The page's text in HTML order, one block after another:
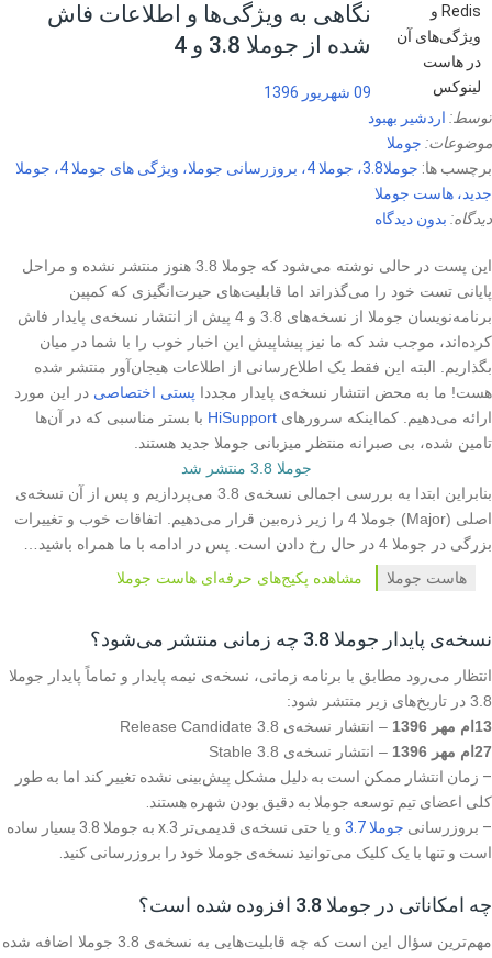
Redis و
ویژگی‌های آن
در هاست
لینوکس
نگاهی به ویژگی‌ها و اطلاعات فاش
شده از جوملا 3.8 و 4
09 شهریور 1396
توسط: اردشیر بهبود
موضوعات: جوملا
برچسب ها:
جوملا3.8، جوملا 4، بروزرسانی جوملا، ویژگی های جوملا 4، جوملا
جدید، هاست جوملا
دیدگاه: بدون دیدگاه
این پست در حالی نوشته می‌شود که جوملا 3.8 هنوز منتشر نشده و مراحل
پایانی تست خود را می‌گذراند اما قابلیت‌های حیرت‌انگیزی که کمپین
برنامه‌نویسان جوملا از نسخه‌های 3.8 و 4 پیش از انتشار نسخه‌ی پایدار فاش
کرده‌اند، موجب شد که ما نیز پیشاپیش این اخبار خوب را با شما در میان
بگذاریم. البته این فقط یک اطلاع‌رسانی از اطلاعات هیجان‌آور منتشر شده
هست! ما به محض انتشار نسخه‌ی پایدار مجددا پستی اختصاصی در این مورد
ارائه می‌دهیم. کمااینکه سرورهای HiSupport با بستر مناسبی که در آن‌ها
تامین شده، بی صبرانه منتظر میزبانی جوملا جدید هستند.
جوملا 3.8 منتشر شد
بنابراین ابتدا به بررسی اجمالی نسخه‌ی 3.8 می‌پردازیم و پس از آن نسخه‌ی
اصلی (Major) جوملا 4 را زیر ذره‌بین قرار می‌دهیم. اتفاقات خوب و تغییرات
بزرگی در جوملا 4 در حال رخ دادن است. پس در ادامه با ما همراه باشید…
هاست جوملا
مشاهده پکیج‌های حرفه‌ای هاست جوملا
نسخه‌ی پایدار جوملا 3.8 چه زمانی منتشر می‌شود؟
انتظار می‌رود مطابق با برنامه زمانی، نسخه‌ی نیمه‌ پایدار و تماماً پایدار جوملا
3.8 در تاریخ‌های زیر منتشر شود:
13ام مهر 1396
– انتشار نسخه‌ی Release Candidate 3.8
27ام مهر 1396
– انتشار نسخه‌ی 3.8 Stable
– زمان انتشار ممکن است به دلیل مشکل پیش‌بینی نشده تغییر کند اما به طور
کلی اعضای تیم توسعه جوملا به دقیق بودن شهره هستند.
– بروزرسانی جوملا 3.7
و یا حتی نسخه‌ی قدیمی‌تر x.3 به جوملا 3.8 بسیار ساده
است و تنها با یک کلیک می‌توانید نسخه‌ی جوملا خود را بروزرسانی کنید.
چه امکاناتی در جوملا 3.8 افزوده شده است؟
مهم‌ترین سؤال این است که چه قابلیت‌هایی به نسخه‌ی 3.8 جوملا اضافه شده